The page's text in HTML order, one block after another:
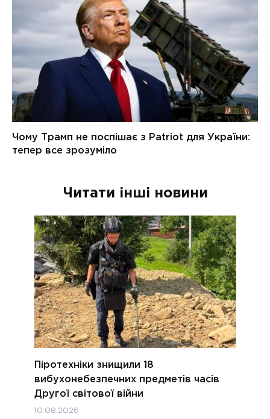
Читати інші новини
Піротехніки знищили 18
вибухонебезпечних предметів часів
Другої світової війни
10.08.2026